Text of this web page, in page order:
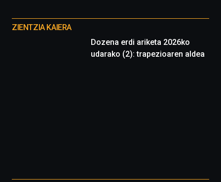
proyectos
ZIENTZIA KAIERA
Dozena erdi ariketa 2026ko
udarako (2): trapezioaren aldea